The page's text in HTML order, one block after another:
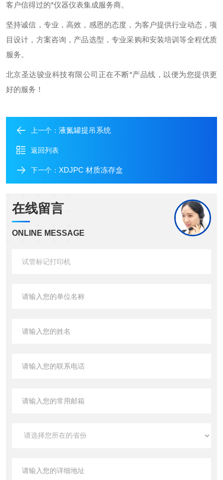
客户信得过的*仪器仪表集成服务商。
坚持诚信，专业，高效，感恩的态度，为客户提供行业动态，项
目设计，方案咨询，产品选型，专业采购和安装培训等全程优质
服务。
北京圣达骏业科技有限公司正在不断*产品线，以便为您提供更
好的服务！
上一个： 液氮罐提吊系统
返回列表
下一个： XDJPC 材质冻存盒
在线留言
ONLINE MESSAGE